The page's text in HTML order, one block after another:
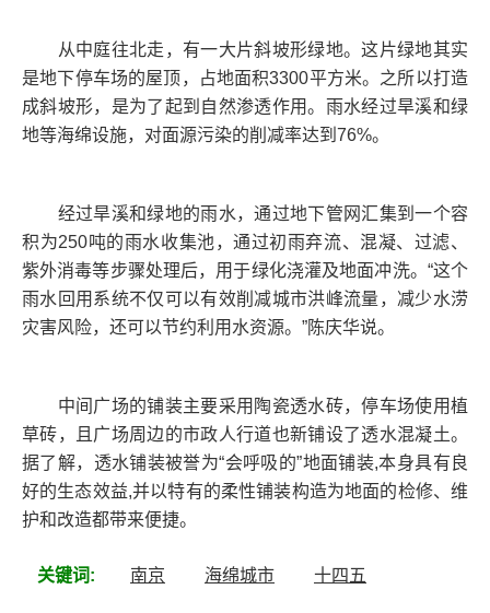
从中庭往北走，有一大片斜坡形绿地。这片绿地其实
是地下停车场的屋顶，占地面积3300平方米。之所以打造
成斜坡形，是为了起到自然渗透作用。雨水经过旱溪和绿
地等海绵设施，对面源污染的削减率达到76%。
经过旱溪和绿地的雨水，通过地下管网汇集到一个容
积为250吨的雨水收集池，通过初雨弃流、混凝、过滤、
紫外消毒等步骤处理后，用于绿化浇灌及地面冲洗。“这个
雨水回用系统不仅可以有效削减城市洪峰流量，减少水涝
灾害风险，还可以节约利用水资源。”陈庆华说。
中间广场的铺装主要采用陶瓷透水砖，停车场使用植
草砖，且广场周边的市政人行道也新铺设了透水混凝土。
据了解，透水铺装被誉为“会呼吸的”地面铺装,本身具有良
好的生态效益,并以特有的柔性铺装构造为地面的检修、维
护和改造都带来便捷。
关键词: 南京 海绵城市 十四五